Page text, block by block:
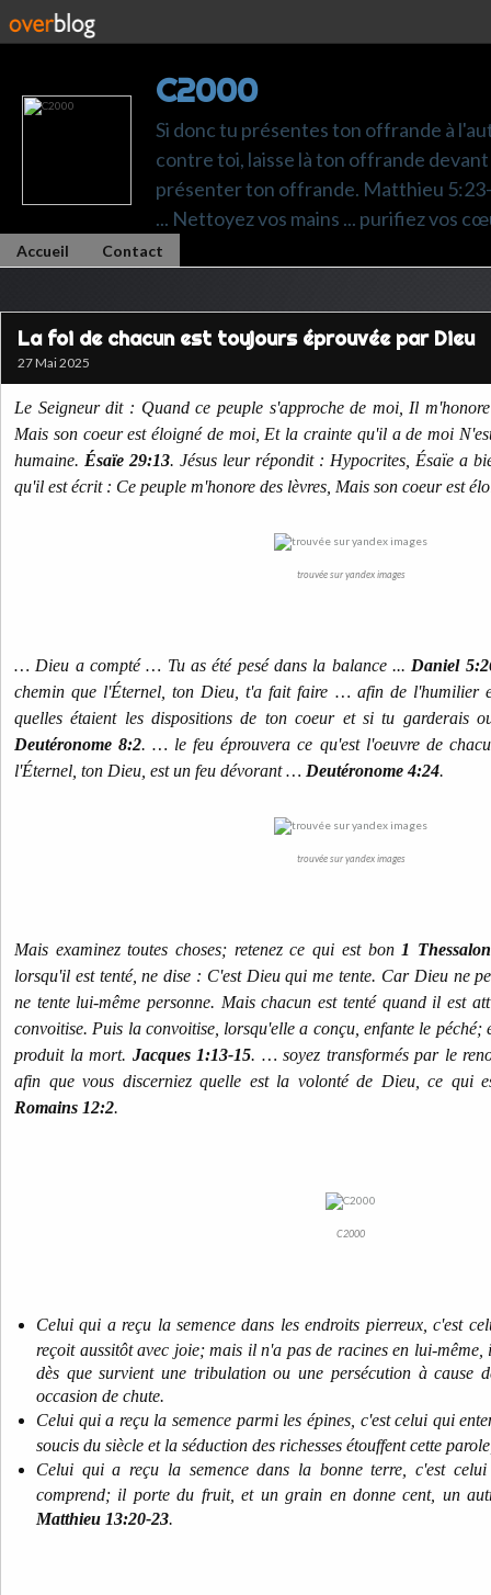
C2000
Si donc tu présentes ton offrande à
contre toi, laisse là ton offrande
présenter ton offrande. Matthieu 5:23-
... Nettoyez vos mains ... purifiez vos
Accueil Contact
La foi de chacun est toujours éprouvée par Dieu
27 Mai 2025
Le Seigneur dit : Quand ce peuple s'approche de moi, Il
Mais son coeur est éloigné de moi, Et la crainte qu'il a de moi
humaine. Ésaïe 29:13. Jésus leur répondit : Hypocrites, Ésaïe a
qu'il est écrit : Ce peuple m'honore des lèvres, Mais son coeur est
trouvée sur yandex images
… Dieu a compté … Tu as été pesé dans la balance ... Daniel
chemin que l'Éternel, ton Dieu, t'a fait faire … afin de l'humilier
quelles étaient les dispositions de ton coeur et si tu garderais
Deutéronome 8:2. … le feu éprouvera ce qu'est l'oeuvre de
l'Éternel, ton Dieu, est un feu dévorant … Deutéronome 4:24.
trouvée sur yandex images
Mais examinez toutes choses; retenez ce qui est bon 1
lorsqu'il est tenté, ne dise : C'est Dieu qui me tente. Car Dieu ne
ne tente lui-même personne. Mais chacun est tenté quand il est
convoitise. Puis la convoitise, lorsqu'elle a conçu, enfante le péché;
produit la mort. Jacques 1:13-15. … soyez transformés par le
afin que vous discerniez quelle est la volonté de Dieu, ce qui
Romains 12:2.
C2000
Celui qui a reçu la semence dans les endroits pierreux, c'est
reçoit aussitôt avec joie; mais il n'a pas de racines en lui-même,
dès que survient une tribulation ou une persécution à cause
occasion de chute.
Celui qui a reçu la semence parmi les épines, c'est celui qui
soucis du siècle et la séduction des richesses étouffent cette
Celui qui a reçu la semence dans la bonne terre, c'est
comprend; il porte du fruit, et un grain en donne cent, un
Matthieu 13:20-23.